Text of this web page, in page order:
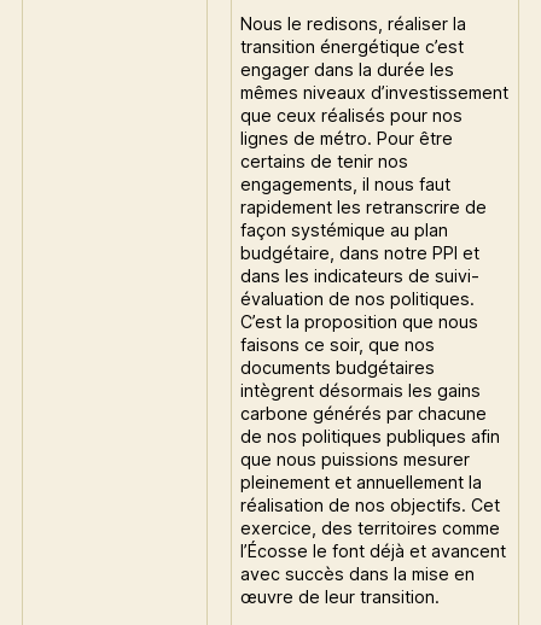
Nous le redisons, réaliser la
transition énergétique c’est
engager dans la durée les
mêmes niveaux d’investissement
que ceux réalisés pour nos
lignes de métro. Pour être
certains de tenir nos
engagements, il nous faut
rapidement les retranscrire de
façon systémique au plan
budgétaire, dans notre PPI et
dans les indicateurs de suivi-
évaluation de nos politiques.
C’est la proposition que nous
faisons ce soir, que nos
documents budgétaires
intègrent désormais les gains
carbone générés par chacune
de nos politiques publiques afin
que nous puissions mesurer
pleinement et annuellement la
réalisation de nos objectifs. Cet
exercice, des territoires comme
l’Écosse le font déjà et avancent
avec succès dans la mise en
œuvre de leur transition.